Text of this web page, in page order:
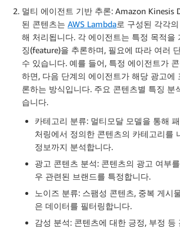
멀티 에이전트 기반 추론: Amazon Kinesis
된 콘텐츠는 AWS Lambda로 구성된 각각
해 처리됩니다. 각 에이전트는 특정 목적을
징(feature)을 추론하며, 필요에 따라 여러
수 있습니다. 예를 들어, 특정 에이전트가
하면, 다음 단계의 에이전트가 해당 광고에
론하는 방식입니다. 주요 콘텐츠별 특징 분
습니다.
카테고리 분류: 멀티모달 모델을 통해
처링에서 정의한 콘텐츠의 카테고리를
정보까지 분석합니다.
광고 콘텐츠 분석: 콘텐츠의 광고 여부
우 관련된 브랜드를 특정합니다.
노이즈 분류: 스팸성 콘텐츠, 중복 게시
은 데이터를 필터링합니다.
감성 분석: 콘텐츠에 대한 긍정, 부정 등